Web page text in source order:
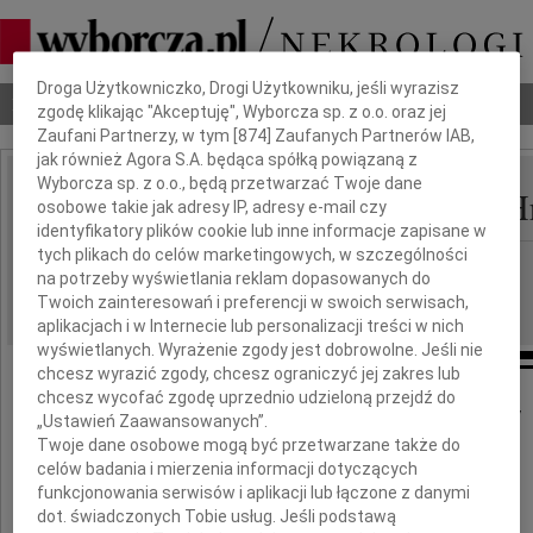
Nekrologi Odeszli Poradnik pogrzebowy
IMIĘ I NAZWISKO: Mieczysław Zbigniew
REGION: Częstochowa
DATA EMISJI: 30.09.2022
"Nie umiera Ten, kto trwa w pamięci żywych"
Serdeczne podziękowania wszystkim,
którzy uczestniczyli w ostatniej drodze
Dbamy o Twoją prywatność
Droga Użytkowniczko, Drogi Użytkowniku, jeśli wyrazisz
zgodę klikając "Akceptuję", Wyborcza sp. z o.o. oraz jej
Zaufani Partnerzy, w tym [874 ] Zaufanych Partnerów IAB,
jak również Agora S.A. będąca spółką powiązaną z
Wyborcza sp. z o.o., będą przetwarzać Twoje dane
osobowe takie jak adresy IP, adresy e-mail czy
identyfikatory plików cookie lub inne informacje zapisane w
tych plikach do celów marketingowych, w szczególności
na potrzeby wyświetlania reklam dopasowanych do
Twoich zainteresowań i preferencji w swoich serwisach,
aplikacjach i w Internecie lub personalizacji treści w nich
wyświetlanych. Wyrażenie zgody jest dobrowolne. Jeśli nie
chcesz wyrazić zgody, chcesz ograniczyć jej zakres lub
chcesz wycofać zgodę uprzednio udzieloną przejdź do
„Ustawień Zaawansowanych”.
Twoje dane osobowe mogą być przetwarzane także do
celów badania i mierzenia informacji dotyczących
funkcjonowania serwisów i aplikacji lub łączone z danymi
dot. świadczonych Tobie usług. Jeśli podstawą